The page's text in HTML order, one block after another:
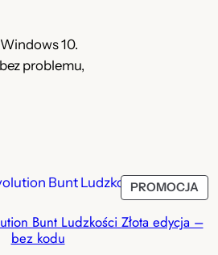
10.
problemu,
PROMOCJA
W
Bunt Ludzkości Złota edycja –
bez kodu